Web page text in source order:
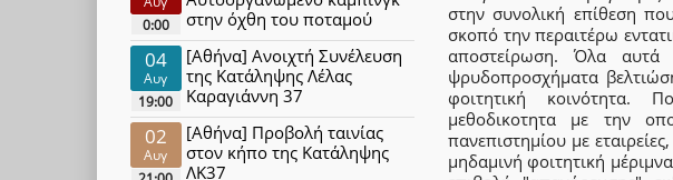
στην συνολική επίθεση
σκοπό την περαιτέρω
αποστείρωση. Όλα
ψρυδοπροσχήματα
φοιτητική κοινότητα.
μεθοδικοτητα με την
πανεπιστημίου με
μηδαμινή φοιτητική
0:00
στην όχθη του ποταμού
04
Αυγ
19:00
[Αθήνα] Ανοιχτή Συνέλευση
της Κατάληψης Λέλας
Καραγιάννη 37
02
Αυγ
[Αθήνα] Προβολή ταινίας
στον κήπο της Κατάληψης
ΛΚ37